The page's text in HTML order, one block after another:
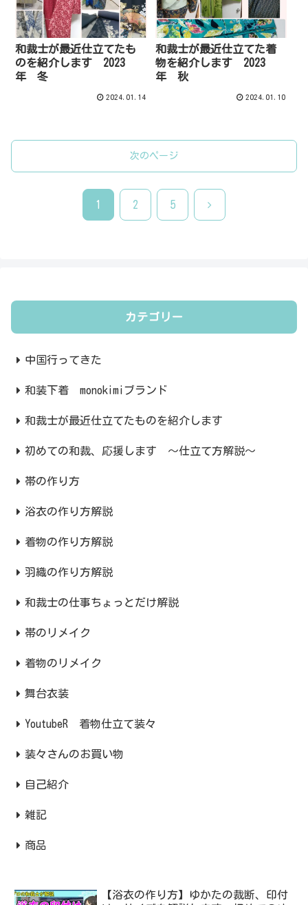
和裁士が最近仕立てたも
のを紹介します 2023
年 冬
2024.01.14
和裁士が最近仕立てた着
物を紹介します 2023
年 秋
2024.01.10
次のページ
1 2 5 次
カテゴリー
中国行ってきた
和装下着 monokimiブランド
和裁士が最近仕立てたものを紹介します
初めての和裁、応援します ～仕立て方解説～
帯の作り方
浴衣の作り方解説
着物の作り方解説
羽織の作り方解説
和裁士の仕事ちょっとだけ解説
帯のリメイク
着物のリメイク
舞台衣装
YoutubeR 着物仕立て装々
装々さんのお買い物
自己紹介
雑記
商品
【浴衣の作り方】ゆかたの裁断、印付